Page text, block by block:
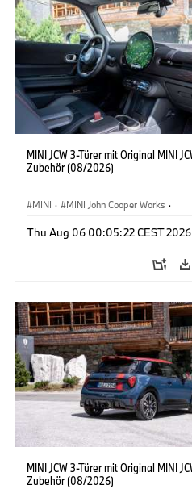
MINI JCW 3-Türer mit Original MINI
Zubehör (08/2026)
MINI · MINI John Cooper Works ·
Sonderausstattungen, Zubehör
Thu Aug 06 00:05:22 CEST 2026
MINI JCW 3-Türer mit Original MINI
Zubehör (08/2026)